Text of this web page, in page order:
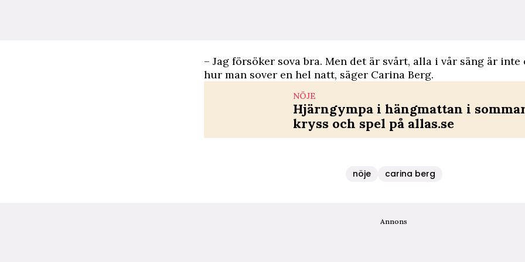
– Jag försöker sova bra. Men det är svårt, alla i vår säng är inte
hur man sover en hel natt, säger Carina Berg.
NÖJE
Hjärngympa i hängmattan i
kryss och spel på allas.se
nöje carina berg
Annons